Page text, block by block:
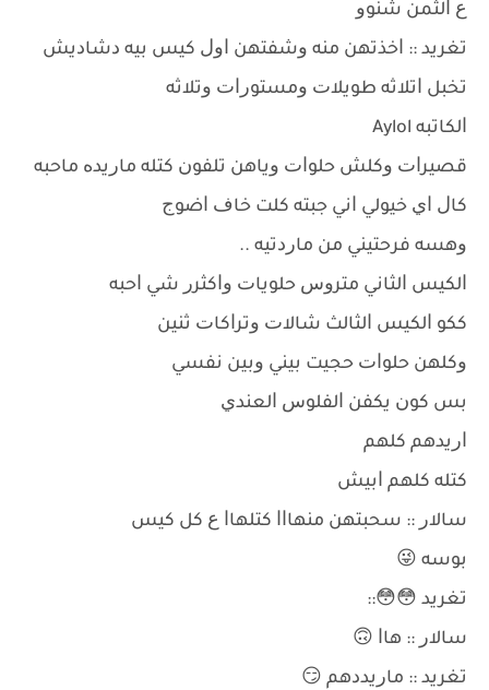
ﻉ ﺍﻟﺜﻤﻦ ﺷﻨﻮﻭ
ﺗﻐﺮﻳﺪ :: ﺍﺧﺬﺗﻬﻦ ﻣﻨﻪ ﻭﺷﻔﺘﻬﻦ ﺍﻭﻝ ﻛﻴﺲ ﺑﻴﻪ ﺩﺷﺎﺩﻳﺶ
ﺗﺨﺒﻞ ﺍﺗﻼﺛﻪ ﻃﻮﻳﻼﺕ ﻭﻣﺴﺘﻮﺭﺍﺕ ﻭﺗﻼﺛﻪ
ﺍﻟﻜﺎﺗﺒﻪ Aylol
ﻗﺼﻴﺮﺍﺕ ﻭﻛﻠﺶ ﺣﻠﻮﺍﺕ ﻭﻳﺎﻫﻦ ﺗﻠﻔﻮﻥ ﻛﺘﻠﻪ ﻣﺎﺭﻳﺪﻩ ﻣﺎﺣﺒﻪ
ﻛﺎﻝ ﺍﻱ ﺧﻴﻮﻟﻲ ﺍﻧﻲ ﺟﺒﺘﻪ ﻛﻠﺖ ﺧﺎﻑ ﺍﺿﻮﺝ
ﻭﻫﺴﻪ ﻓﺮﺣﺘﻴﻨﻲ ﻣﻦ ﻣﺎﺭﺩﺗﻴﻪ ..
ﺍﻟﻜﻴﺲ ﺍﻟﺜﺎﻧﻲ ﻣﺘﺮﻭﺱ ﺣﻠﻮﻳﺎﺕ ﻭﺍﻛﺜﺮﺭ ﺷﻲ ﺍﺣﺒﻪ
ﻛﻜﻮ ﺍﻟﻜﻴﺲ ﺍﻟﺜﺎﻟﺚ ﺷﺎﻻﺕ ﻭﺗﺮﺍﻛﺎﺕ ﺛﻨﻴﻦ
ﻭﻛﻠﻬﻦ ﺣﻠﻮﺍﺕ ﺣﺠﻴﺖ ﺑﻴﻨﻲ ﻭﺑﻴﻦ ﻧﻔﺴﻲ
ﺑﺲ ﻛﻮﻥ ﻳﻜﻔﻦ ﺍﻟﻔﻠﻮﺱ ﺍﻟﻌﻨﺪﻱ
ﺍﺭﻳﺪﻫﻢ ﻛﻠﻬﻢ
ﻛﺘﻠﻪ ﻛﻠﻬﻢ ﺍﺑﻴﺶ
ﺳﺎﻻﺭ :: ﺳﺤﺒﺘﻬﻦ ﻣﻨﻬﺎﺍﺍ ﻛﺘﻠﻬﺎﺍ ﻉ ﻛﻞ ﻛﻴﺲ
ﺑﻮﺳﻪ 😜
ﺗﻐﺮﻳﺪ 😳😳::
ﺳﺎﻻﺭ :: ﻫﺎﺍ 🙃
ﺗﻐﺮﻳﺪ :: ﻣﺎﺭﻳﺪﺩﻫﻢ 😏